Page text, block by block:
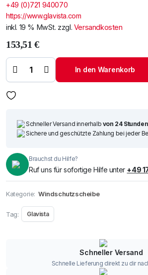
+49 (0)721 940070
https://www.glavista.com
inkl. 19 % MwSt. zzgl. Versandkosten
153,51€
/ Frontscheibe Toy.
RAV 4 06-
Menge
In den Warenkorb
Schneller Versand innerhalb von 24 Stunden
Sichere und geschützte Zahlung bei jeder
Brauchst du Hilfe?
Ruf uns für sofortige Hilfe unter +49
Kategorie: Windschutzscheibe
Tag: Glavista
Schneller Versand
Schnelle Lieferung direkt zu dir